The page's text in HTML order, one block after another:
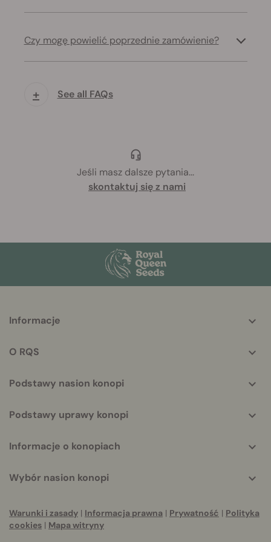
Czy mogę powielić poprzednie zamówienie?
+ See all FAQs
Jeśli masz dalsze pytania...
skontaktuj się z nami
helpful
Informacje
O RQS
Podstawy nasion konopi
Podstawy uprawy konopi
Informacje o konopiach
Wybór nasion konopi
Warunki i zasady | Informacja prawna | Prywatność | Polityka
cookies | Mapa witryny